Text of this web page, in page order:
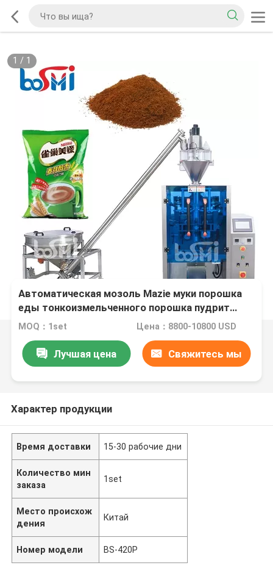
1 / 1
Автоматическая мозоль Mazie муки порошка
еды тонкоизмельченного порошка пудрит
заполняя и пакуя машину
MOQ：1set Цена：8800-10800 USD
Лучшая цена Свяжитесь мы
Характер продукции
Время доставки 15-30 рабочие дни
Количество мин
заказа
1set
Место происхож
дения
Китай
Номер модели BS-420P